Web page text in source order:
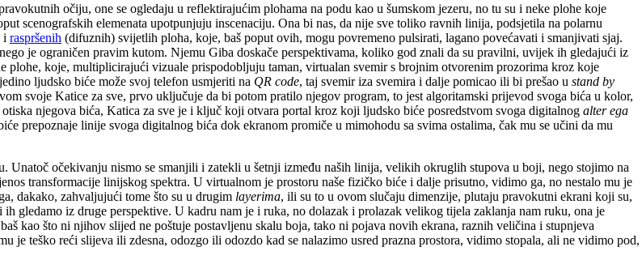
očiju, one se ogledaju u reflektirajućim plohama na podu kao u šumskom jezeru, no tu su i neke plohe koje
scenografskih elemenata upotpunjuju inscenaciju. Ona bi nas, da nije sve toliko ravnih linija, podsjetila na polarnu
i raspršenih (difuznih) svijetlih ploha, koje, baš poput ovih, mogu povremeno pulsirati, lagano povećavati i smanjivati sjaj.
je ograničen pravim kutom. Njemu Giba doskače perspektivama, koliko god znali da su pravilni, uvijek ih gledajući iz
plohe, koje, multiplicirajući vizuale prispodobljuju taman, virtualan svemir s brojnim otvorenim prozorima kroz koje
ljudsko biće može svoj telefon usmjeriti na QR code, taj svemir iza svemira i dalje pomicao ili bi prešao u stand by
svoje Katice za sve, prvo uključuje da bi potom pratilo njegov program, to jest algoritamski prijevod svoga bića u kolor,
njegova bića, Katica za sve je i ključ koji otvara portal kroz koji ljudsko biće posredstvom svoga digitalnog alter ega
prepoznaje linije svoga digitalnog bića dok ekranom promiče u mimohodu sa svima ostalima, čak mu se učini da mu
očekivanju nismo se smanjili i zatekli u šetnji između naših linija, velikih okruglih stupova u boji, nego stojimo na
transformacije linijskog spektra. U virtualnom je prostoru naše fizičko biće i dalje prisutno, vidimo ga, no nestalo mu je
dakako, zahvaljujući tome što su u drugim layerima, ili su to u ovom slučaju dimenzije, plutaju pravokutni ekrani koji su,
gledamo iz druge perspektive. U kadru nam je i ruka, no dolazak i prolazak velikog tijela zaklanja nam ruku, ona je
kao što ni njihov slijed ne poštuje postavljenu skalu boja, tako ni pojava novih ekrana, raznih veličina i stupnjeva
je teško reći slijeva ili zdesna, odozgo ili odozdo kad se nalazimo usred prazna prostora, vidimo stopala, ali ne vidimo pod,